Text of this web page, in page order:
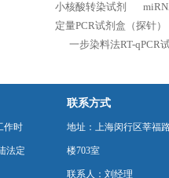
小核酸转染试剂
定量PCR试剂盒（探针）
一步染料法RT-qPCR
作时
法定
联系方式
地址：上海闵行区莘福
楼703室
联系人：刘经理